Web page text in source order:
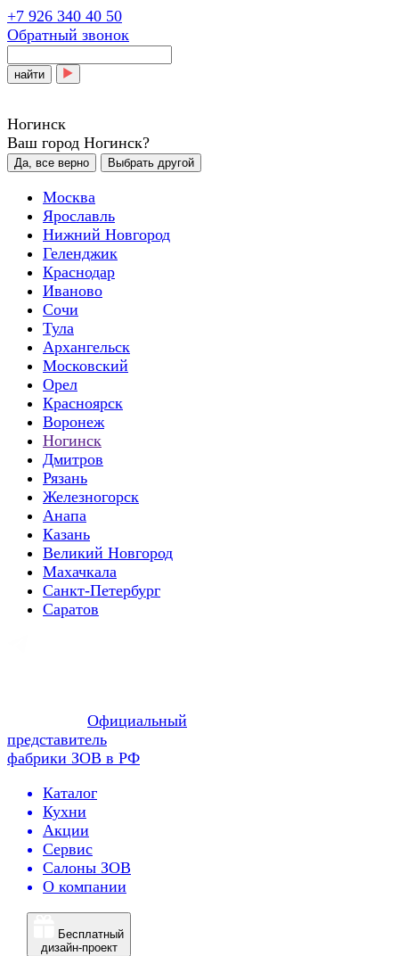
+7 926 340 40 50
Обратный звонок
найти
Ногинск
Ваш город Ногинск?
Да, все верно Выбрать другой
Москва
Ярославль
Нижний Новгород
Геленджик
Краснодар
Иваново
Сочи
Тула
Архангельск
Московский
Орел
Красноярск
Воронеж
Ногинск
Дмитров
Рязань
Железногорск
Анапа
Казань
Великий Новгород
Махачкала
Санкт-Петербург
Саратов
Официальный
представитель
фабрики ЗОВ в РФ
Каталог
Кухни
Акции
Сервис
Салоны ЗОВ
О компании
Бесплатный
дизайн-проект